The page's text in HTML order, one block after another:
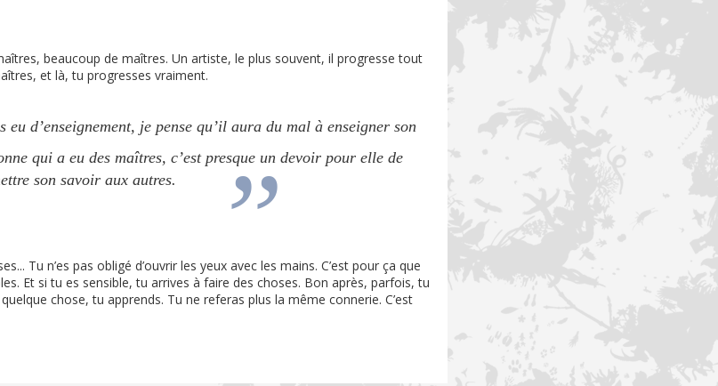
beaucoup de maîtres. Un artiste, le plus souvent, il progresse tout
et là, tu progresses vraiment.
eu d’enseignement, je pense qu’il aura du mal à enseigner son
qui a eu des maîtres, c’est presque un devoir pour elle de
son savoir aux autres.
Tu n’es pas obligé d’ouvrir les yeux avec les mains. C’est pour ça que
Et si tu es sensible, tu arrives à faire des choses. Bon après, parfois, tu
chose, tu apprends. Tu ne referas plus la même connerie. C’est